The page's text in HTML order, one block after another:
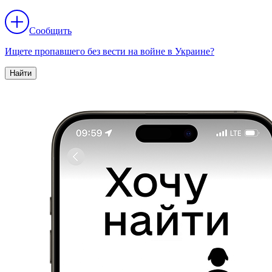
Сообщить
Ищете пропавшего без вести на войне в Украине?
Найти